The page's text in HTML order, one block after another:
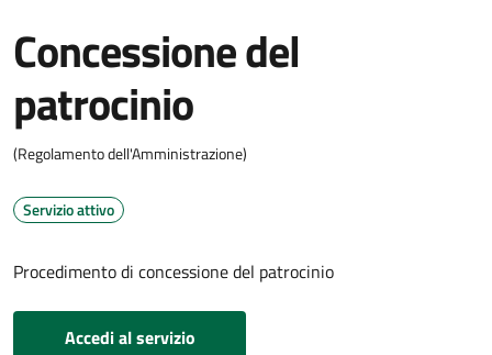
Concessione del
patrocinio
(Regolamento dell'Amministrazione)
Servizio attivo
Procedimento di concessione del patrocinio
Accedi al servizio